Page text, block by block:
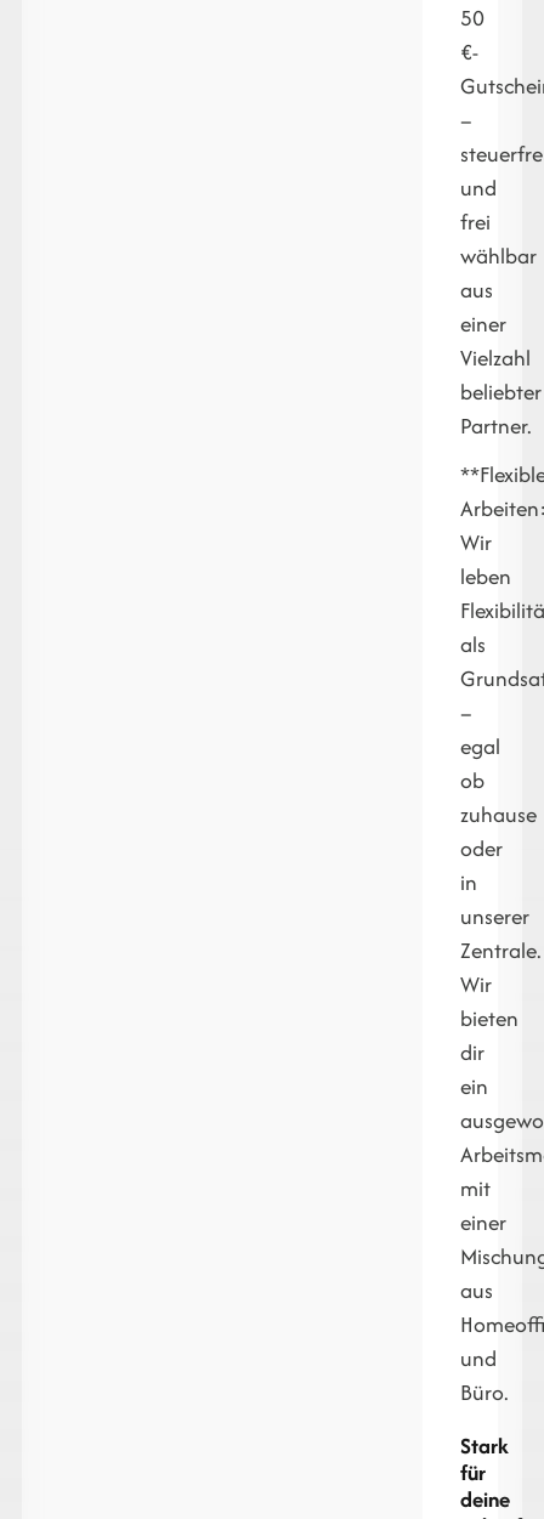
50
€-
–
und
frei
wählbar
aus
einer
Vielzahl
beliebter
Partner.
Wir
leben
als
–
egal
ob
zuhause
oder
in
unserer
Zentrale.
Wir
bieten
dir
ein
mit
einer
aus
und
Büro.
Stark
für
deine